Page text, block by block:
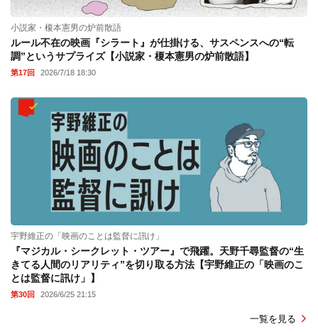
小説家・榎本憲男の炉前散語
ルール不在の映画『シラート』が仕掛ける、サスペンスへの“転
調”というサプライズ【小説家・榎本憲男の炉前散語】
第17回 2026/7/18 18:30
宇野維正の「映画のことは監督に訊け」
『マジカル・シークレット・ツアー』で飛躍。天野千尋監督の“生
きてる人間のリアリティ”を切り取る方法【宇野維正の「映画のこ
とは監督に訊け」】
第30回 2026/6/25 21:15
一覧を見る